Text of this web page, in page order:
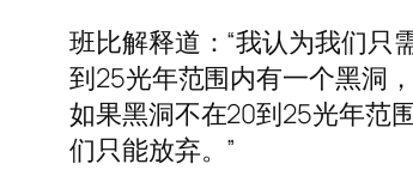
班比解释道：“我认为我们只
到25光年范围内有一个黑洞
如果黑洞不在20到25光年范
们只能放弃。”